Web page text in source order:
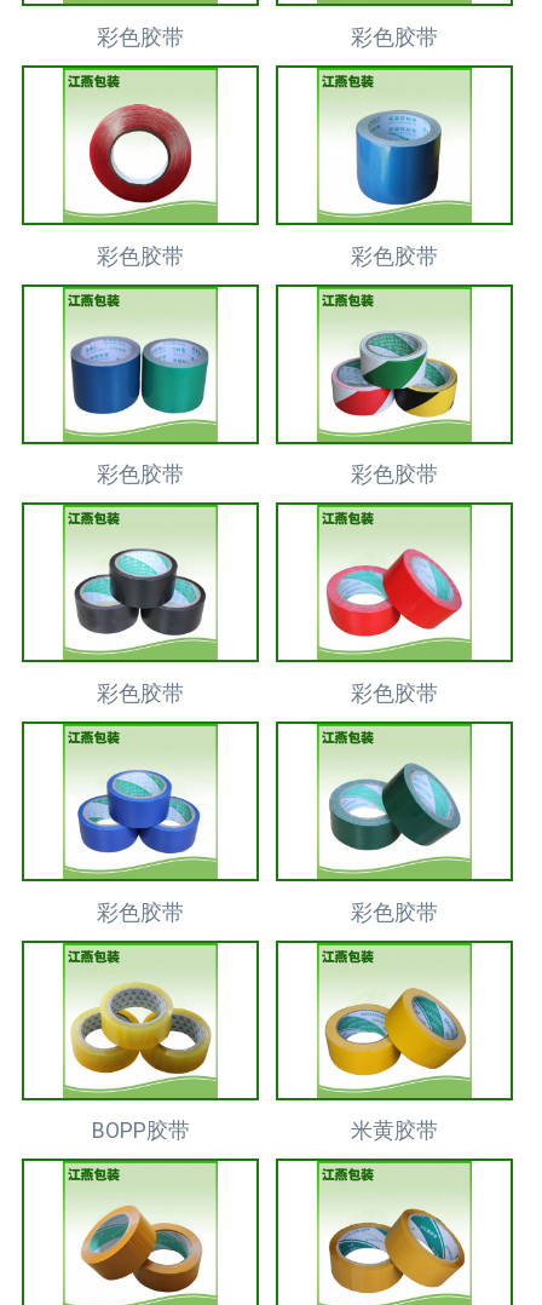
彩色胶带 彩色胶带
彩色胶带 彩色胶带
彩色胶带 彩色胶带
彩色胶带 彩色胶带
彩色胶带 彩色胶带
BOPP胶带 米黄胶带